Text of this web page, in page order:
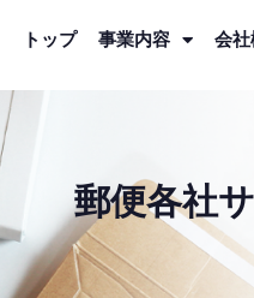
トップ 事業内容 会
郵便各社